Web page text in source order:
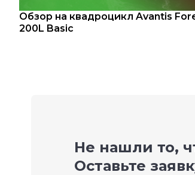
Обзор на квадроцикл Avantis
200L Basic
Не нашли то,
Оставьте